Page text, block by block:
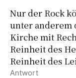
Nur der Rock
unter anderem
Kirche mit
Reinheit des
Reinheit des
Antwort